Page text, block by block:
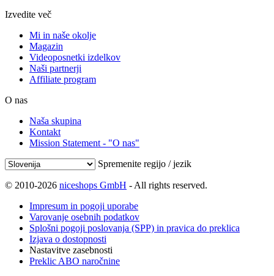
Izvedite več
Mi in naše okolje
Magazin
Videoposnetki izdelkov
Naši partnerji
Affiliate program
O nas
Naša skupina
Kontakt
Mission Statement - "O nas"
Spremenite regijo / jezik
© 2010-2026 niceshops GmbH - All rights reserved.
Impresum in pogoji uporabe
Varovanje osebnih podatkov
Splošni pogoji poslovanja (SPP) in pravica do preklica
Izjava o dostopnosti
Nastavitve zasebnosti
Preklic ABO naročnine